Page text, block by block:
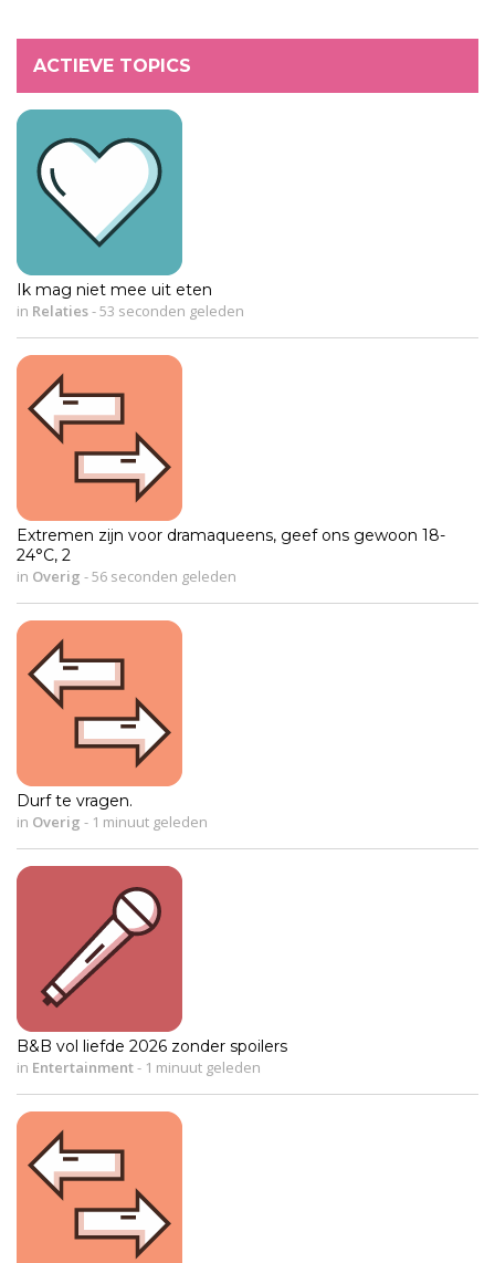
ACTIEVE TOPICS
Ik mag niet mee uit eten
in Relaties-53 seconden geleden
Extremen zijn voor dramaqueens, geef ons gewoon 18-
24°C, 2
in Overig -56 seconden geleden
Durf te vragen.
in Overig - 1 minuut geleden
B&B vol liefde 2026 zonder spoilers
in Entertainment- 1 minuut geleden